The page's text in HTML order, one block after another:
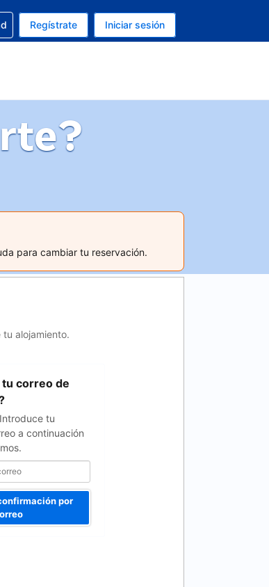
mexicano
idioma actual es Español (México)
reservación
Regístrate Iniciar sesión
para cambiar tu reservación.
alojamiento.
correo de
tu
a continuación
por